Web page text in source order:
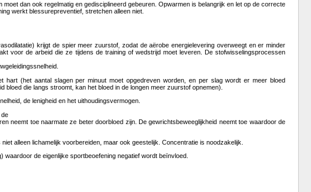
dan ook regelmatig en gedisciplineerd gebeuren. Opwarmen is belangrijk en let op de correcte
werkt blessurepreventief, stretchen alleen niet.
krijgt de spier meer zuurstof, zodat de aërobe energielevering overweegt en er minder
voor de arbeid die ze tijdens de training of wedstrijd moet leveren. De stofwisselingsprocessen
hart (het aantal slagen per minuut moet opgedreven worden, en per slag wordt er meer bloed
die langs stroomt, kan het bloed in de longen meer zuurstof opnemen).
de lenigheid en het uithoudingsvermogen.
neemt toe naarmate ze beter doorbloed zijn. De gewrichtsbeweeglijkheid neemt toe waardoor de
alleen lichamelijk voorbereiden, maar ook geestelijk. Concentratie is noodzakelijk.
de eigenlijke sportbeoefening negatief wordt beïnvloed.